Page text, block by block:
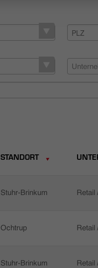
STANDORT
Stuhr-Brinkum Retail
Ochtrup Retail
Stuhr-Brinkum Retail